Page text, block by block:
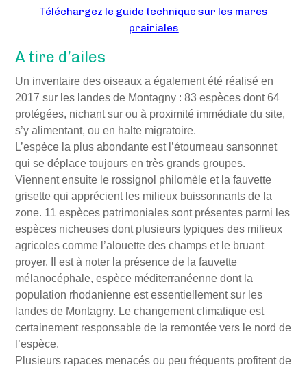
Téléchargez le guide technique sur les mares
prairiales
A tire d’ailes
Un inventaire des oiseaux a également été réalisé en
2017 sur les landes de Montagny : 83 espèces dont 64
protégées, nichant sur ou à proximité immédiate du site,
s’y alimentant, ou en halte migratoire.
L’espèce la plus abondante est l’étourneau sansonnet
qui se déplace toujours en très grands groupes.
Viennent ensuite le rossignol philomèle et la fauvette
grisette qui apprécient les milieux buissonnants de la
zone. 11 espèces patrimoniales sont présentes parmi les
espèces nicheuses dont plusieurs typiques des milieux
agricoles comme l’alouette des champs et le bruant
proyer. Il est à noter la présence de la fauvette
mélanocéphale, espèce méditerranéenne dont la
population rhodanienne est essentiellement sur les
landes de Montagny. Le changement climatique est
certainement responsable de la remontée vers le nord de
l’espèce.
Plusieurs rapaces menacés ou peu fréquents profitent de